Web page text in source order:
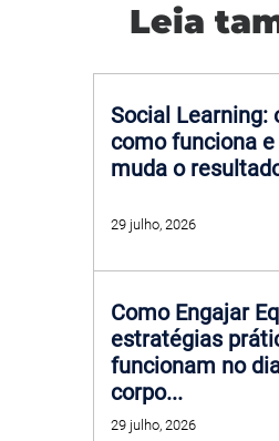
Leia
Social Learning:
como funciona
muda o
29 julho, 2026
Como Engajar
estratégias
funcionam no
corpo...
29 julho, 2026